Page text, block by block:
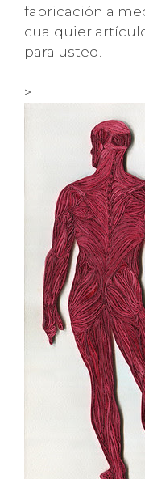
fabricación a
cualquier
para usted.
>